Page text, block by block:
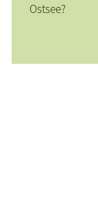
Ostsee?